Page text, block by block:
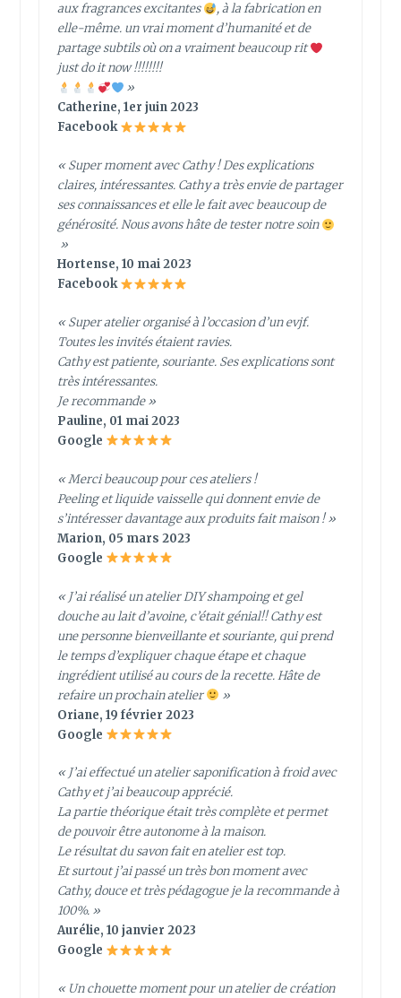
aux fragrances excitantes
, à la fabrication en
elle-même. un vrai moment d’humanité et de
partage subtils où on a vraiment beaucoup rit
just do it now !!!!!!!!
»
Catherine, 1er juin 2023
Facebook
« Super moment avec Cathy ! Des explications
claires, intéressantes. Cathy a très envie de partager
ses connaissances et elle le fait avec beaucoup de
générosité. Nous avons hâte de tester notre soin
»
Hortense, 10 mai 2023
Facebook
« Super atelier organisé à l’occasion d’un evjf.
Toutes les invités étaient ravies.
Cathy est patiente, souriante. Ses explications sont
très intéressantes.
Je recommande »
Pauline, 01 mai 2023
Google
« Merci beaucoup pour ces ateliers !
Peeling et liquide vaisselle qui donnent envie de
s’intéresser davantage aux produits fait maison ! »
Marion, 05 mars 2023
Google
« J’ai réalisé un atelier DIY shampoing et gel
douche au lait d’avoine, c’était génial!! Cathy est
une personne bienveillante et souriante, qui prend
le temps d’expliquer chaque étape et chaque
ingrédient utilisé au cours de la recette. Hâte de
refaire un prochain atelier
»
Oriane, 19 février 2023
Google
« J’ai effectué un atelier saponification à froid avec
Cathy et j’ai beaucoup apprécié.
La partie théorique était très complète et permet
de pouvoir être autonome à la maison.
Le résultat du savon fait en atelier est top.
Et surtout j’ai passé un très bon moment avec
Cathy, douce et très pédagogue je la recommande à
100%. »
Aurélie, 10 janvier 2023
Google
« Un chouette moment pour un atelier de création